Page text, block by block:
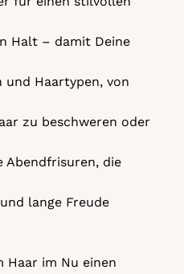
Halt – damit Deine
und Haartypen, von
zu beschweren oder
Abendfrisuren, die
lange Freude
Haar im Nu einen